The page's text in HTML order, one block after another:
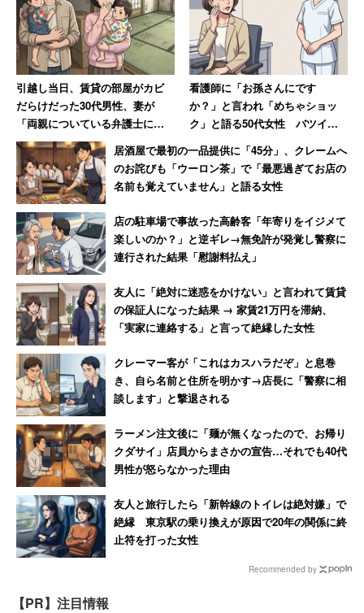
引越し当日、賃貸の部屋がカビ
だらけだった30代男性、妻が
「両親についている弁護士に相
談しますね」と反撃した結果
看護師に「お孫さんにです
か？」と言われ「めちゃショッ
ク」と語る50代女性 バツイチ
ちゃんに見えたの？」
居酒屋で最初の一品提供に「45分」、クレームへ
のお詫びも「ウーロン茶」で「最悪過ぎてお店の
名前も覚えていません」と語る女性
店の駐車場で事故った高齢客「年寄りをイジメて
楽しいのか？」と逆ギレ→無免許が発覚し警察に
連行された結果「慰謝料払え」
友人に「絶対に迷惑をかけない」と言われて賃貸
の保証人になった結果 → 家賃21万円を滞納、
「実家に連絡する」と言って絶縁した女性
クレーマー客が「これはカスハラだぞ」と息巻
き、自ら名前と住所を明かす→店長に「警察に相
談します」と撃退される
ラーメン注文後に「麺が無くなったので、お帰り
クダサイ」店員からまさかの宣告…それでも40代
男性が怒らなかった理由
友人と旅行したら「新幹線のトイレは絶対嫌」で
絶縁 東京駅の乗り換えが原因で20年の関係に終
止符を打った女性
Recommended by
【PR】注目情報